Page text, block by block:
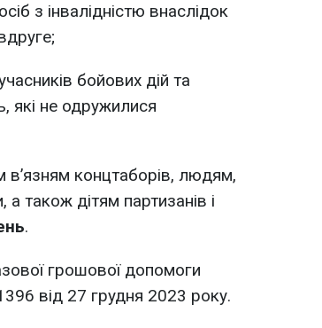
з інвалідністю внаслідок
бойових дій та
які не одружилися
в’язням концтаборів, людям,
також дітям партизанів і
.
грошової допомоги
від 27 грудня 2023 року.